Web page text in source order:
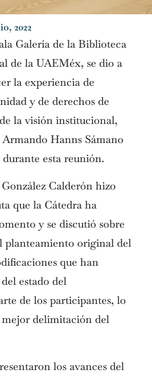
2022
Galería de la Biblioteca
de la UAEMéx, se dio a
la experiencia de
y de derechos de
la visión institucional,
Hanns Sámano
esta reunión.
Calderón hizo
que la Cátedra ha
y se discutió sobre
planteamiento original del
que han
estado del
de los participantes, lo
mejor delimitación del
los avances del